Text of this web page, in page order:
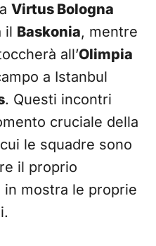
Virtus Bologna
il Baskonia, mentre
all’Olimpia
a Istanbul
. Questi incontri
cruciale della
le squadre sono
il proprio
mostra le proprie